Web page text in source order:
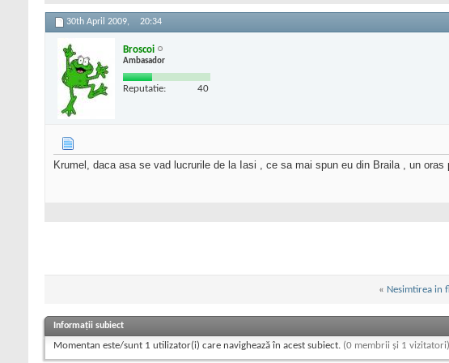
30th April 2009, 20:34
Broscoi
Ambasador
Reputatie: 40
Krumel, daca asa se vad lucrurile de la Iasi , ce sa mai spun eu din Braila , un
« Nesimtirea in
Informații subiect
Momentan este/sunt 1 utilizator(i) care navighează în acest subiect. (0 membrii și 1 vizitatori)